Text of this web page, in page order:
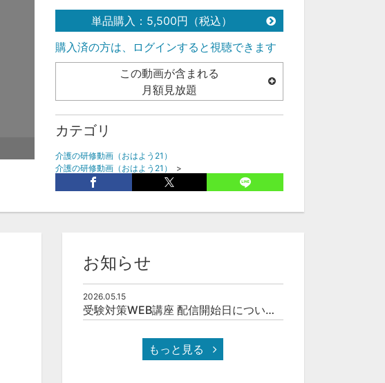
単品購入：5,500円（税込）
購入済の方は、ログインすると視聴できます
この動画が含まれる
月額見放題
カテゴリ
介護の研修動画（おはよう21）
介護の研修動画（おはよう21）
>
職場内研修はここを押さえる
お知らせ
2026.05.15
受験対策WEB講座 配信開始日について(予定)
もっと見る